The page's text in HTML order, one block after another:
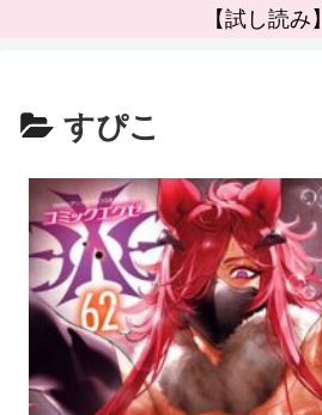
【試し読み】
すぴこ